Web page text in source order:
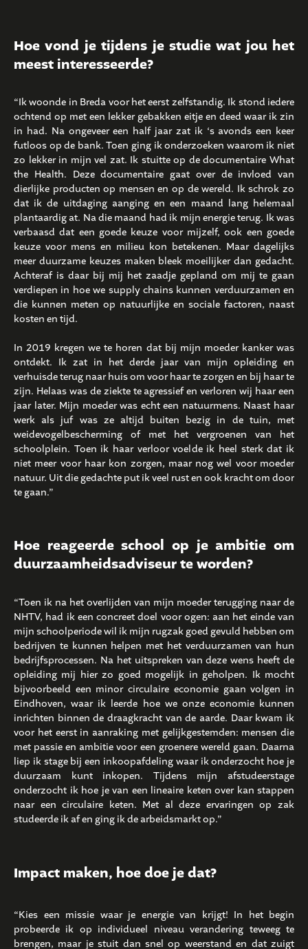
Hoe vond je tijdens je studie wat jou het
meest interesseerde?
“Ik woonde in Breda voor het eerst zelfstandig. Ik stond iedere
ochtend op met een lekker gebakken eitje en deed waar ik zin
in had. Na ongeveer een half jaar zat ik ‘s avonds een keer
futloos op de bank. Toen ging ik onderzoeken waarom ik niet
zo lekker in mijn vel zat. Ik stuitte op de documentaire What
the Health. Deze documentaire gaat over de invloed van
dierlijke producten op mensen en op de wereld. Ik schrok zo
dat ik de uitdaging aanging en een maand lang helemaal
plantaardig at. Na die maand had ik mijn energie terug. Ik was
verbaasd dat een goede keuze voor mijzelf, ook een goede
keuze voor mens en milieu kon betekenen. Maar dagelijks
meer duurzame keuzes maken bleek moeilijker dan gedacht.
Achteraf is daar bij mij het zaadje gepland om mij te gaan
verdiepen in hoe we supply chains kunnen verduurzamen en
die kunnen meten op natuurlijke en sociale factoren, naast
kosten en tijd.
In 2019 kregen we te horen dat bij mijn moeder kanker was
ontdekt. Ik zat in het derde jaar van mijn opleiding en
verhuisde terug naar huis om voor haar te zorgen en bij haar te
zijn. Helaas was de ziekte te agressief en verloren wij haar een
jaar later. Mijn moeder was echt een natuurmens. Naast haar
werk als juf was ze altijd buiten bezig in de tuin, met
weidevogelbescherming of met het vergroenen van het
schoolplein. Toen ik haar verloor voelde ik heel sterk dat ik
niet meer voor haar kon zorgen, maar nog wel voor moeder
natuur. Uit die gedachte put ik veel rust en ook kracht om door
te gaan.”
Hoe reageerde school op je ambitie om
duurzaamheidsadviseur te worden?
“Toen ik na het overlijden van mijn moeder terugging naar de
NHTV, had ik een concreet doel voor ogen: aan het einde van
mijn schoolperiode wil ik mijn rugzak goed gevuld hebben om
bedrijven te kunnen helpen met het verduurzamen van hun
bedrijfsprocessen. Na het uitspreken van deze wens heeft de
opleiding mij hier zo goed mogelijk in geholpen. Ik mocht
bijvoorbeeld een minor circulaire economie gaan volgen in
Eindhoven, waar ik leerde hoe we onze economie kunnen
inrichten binnen de draagkracht van de aarde. Daar kwam ik
voor het eerst in aanraking met gelijkgestemden: mensen die
met passie en ambitie voor een groenere wereld gaan. Daarna
liep ik stage bij een inkoopafdeling waar ik onderzocht hoe je
duurzaam kunt inkopen. Tijdens mijn afstudeerstage
onderzocht ik hoe je van een lineaire keten over kan stappen
naar een circulaire keten. Met al deze ervaringen op zak
studeerde ik af en ging ik de arbeidsmarkt op.”
Impact maken, hoe doe je dat?
“Kies een missie waar je energie van krijgt! In het begin
probeerde ik op individueel niveau verandering teweeg te
brengen, maar je stuit dan snel op weerstand en dat zuigt